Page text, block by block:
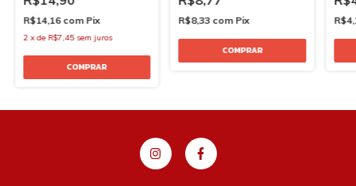
R$14,16 com Pix
2 xde R$7,45 sem juros
R$8,33 com Pix